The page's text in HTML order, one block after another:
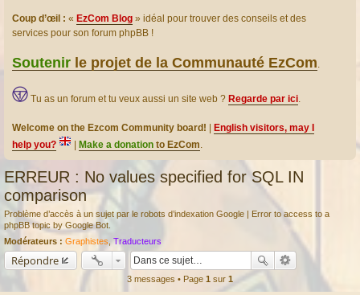
Coup d’œil : « EzCom Blog » idéal pour trouver des conseils et des
services pour son forum phpBB !
Soutenir le projet de la Communauté EzCom.
Tu as un forum et tu veux aussi un site web ? Regarde par ici.
Welcome on the Ezcom Community board!
English visitors, may I
help you?
Make a donation to EzCom.
ERREUR : No values specified for SQL IN
comparison
Problème d’accès à un sujet par le robots d’indexation Google | Error to access to a
phpBB topic by Google Bot.
Modérateurs : Graphistes Traducteurs
Répondre
3 messages • Page 1 sur 1